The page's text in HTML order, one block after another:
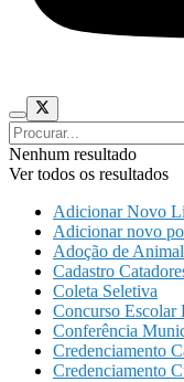
Nenhum resultado
Ver todos os resultados
Adicionar Novo
Adicionar novo
Adoção de Animal
Cadastro
Coleta Seletiva
Concurso Escolar
Conferência
Credenciamento
Credenciamento